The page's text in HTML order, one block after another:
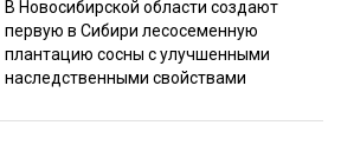
В Новосибирской области создают
первую в Сибири лесосеменную
плантацию сосны с улучшенными
наследственными свойствами